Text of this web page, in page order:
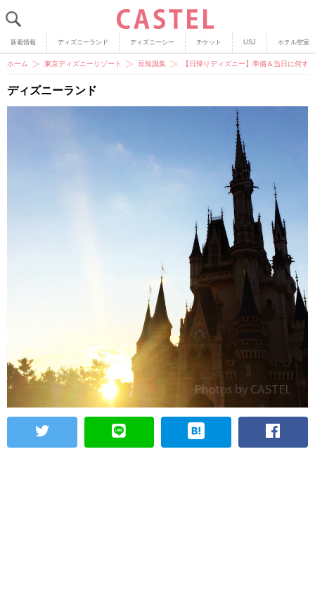
新着情報 ディズニーランド ディズニーシー チケット USJ ホテル空室
ホーム 東京ディズニーリゾート 豆知識集 【日帰りディズニー】準備＆当日に何す
ディズニーランド